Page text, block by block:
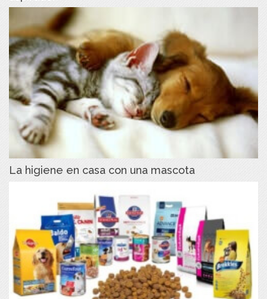
La higiene en casa con una mascota